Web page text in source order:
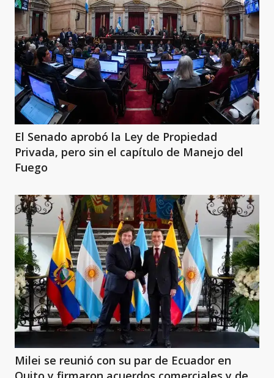
El Senado aprobó la Ley de Propiedad
Privada, pero sin el capítulo de Manejo del
Fuego
Milei se reunió con su par de Ecuador en